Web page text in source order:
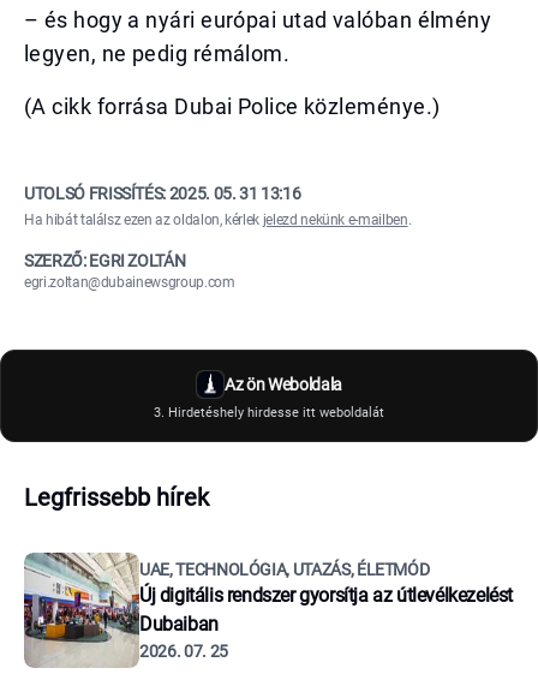
– és hogy a nyári európai utad valóban élmény
legyen, ne pedig rémálom.
(A cikk forrása Dubai Police közleménye.)
UTOLSÓ FRISSÍTÉS:2025. 05. 31 13:16
Ha hibát találsz ezen az oldalon, kérlek jelezd nekünk e-mailben.
SZERZŐ: EGRI ZOLTÁN
egri.zoltan@dubainewsgroup.com
Az ön Weboldala
3. Hirdetéshely hirdesse itt weboldalát
Legfrissebb hírek
UAE, TECHNOLÓGIA, UTAZÁS, ÉLETMÓD
Új digitális rendszer gyorsítja az útlevélkezelést
Dubaiban
2026. 07. 25